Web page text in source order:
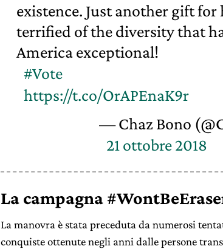
existence. Just another gift
terrified of the diversity that
America exceptional!
#Vote
https://t.co/OrAPEnaK9r
— Chaz Bono
21 ottobre 2018
La campagna
La manovra è stata preceduta da numerosi
conquiste ottenute negli anni dalle persone